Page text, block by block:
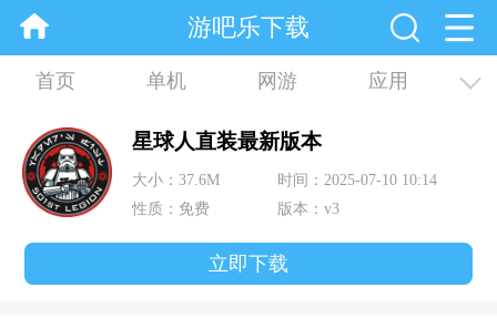
游吧乐下载
首页 单机 网游 应用
资讯 合集
星球人直装最新版本
大小：37.6M
时间：2025-07-10 10:14
性质：免费
版本：v3
立即下载